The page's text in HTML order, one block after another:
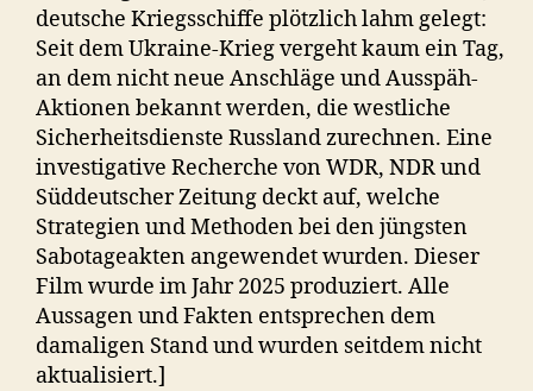
deutsche Kriegsschiffe plötzlich lahm gelegt:
Seit dem Ukraine-Krieg vergeht kaum ein Tag,
an dem nicht neue Anschläge und Ausspäh-
Aktionen bekannt werden, die westliche
Sicherheitsdienste Russland zurechnen. Eine
investigative Recherche von WDR, NDR und
Süddeutscher Zeitung deckt auf, welche
Strategien und Methoden bei den jüngsten
Sabotageakten angewendet wurden. Dieser
Film wurde im Jahr 2025 produziert. Alle
Aussagen und Fakten entsprechen dem
damaligen Stand und wurden seitdem nicht
aktualisiert.]